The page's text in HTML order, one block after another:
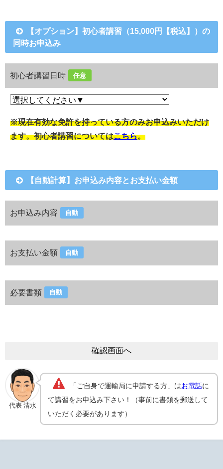
【オプション】初心者講習（15,000円【税込】）の
同時お申込み
初心者講習日時 任意
※現在有効な免許を持っている方のみお申込みいただけ
ます。初心者講習についてはこちら。
【自動計算】お申込み内容とお支払い金額
お申込み内容 自動
お支払い金額 自動
必要書類 自動
代表 清水
「ご自身で運輸局に申請する方」はお電話に
て講習をお申込み下さい！（事前に書類を郵送して
いただく必要があります）